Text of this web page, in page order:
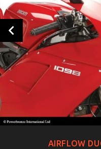
AIRFLOW